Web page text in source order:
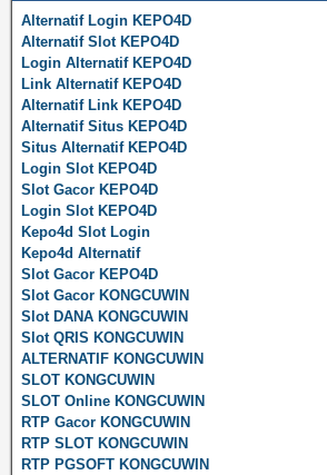
Alternatif Login KEPO4D
Alternatif Slot KEPO4D
Login Alternatif KEPO4D
Link Alternatif KEPO4D
Alternatif Link KEPO4D
Alternatif Situs KEPO4D
Situs Alternatif KEPO4D
Login Slot KEPO4D
Slot Gacor KEPO4D
Login Slot KEPO4D
Kepo4d Slot Login
Kepo4d Alternatif
Slot Gacor KEPO4D
Slot Gacor KONGCUWIN
Slot DANA KONGCUWIN
Slot QRIS KONGCUWIN
ALTERNATIF KONGCUWIN
SLOT KONGCUWIN
SLOT Online KONGCUWIN
RTP Gacor KONGCUWIN
RTP SLOT KONGCUWIN
RTP PGSOFT KONGCUWIN